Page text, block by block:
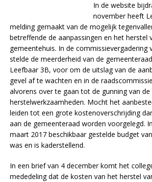
In de website
november heeft
melding gemaakt van de mogelijk
betreffende de aanpassingen en het herstel
gemeentehuis. In de commissievergadering
stelde de meerderheid van de
Leefbaar 3B, voor om de uitslag van de
gevel af te wachten en in de
alvorens over te gaan tot de gunning van de
herstelwerkzaamheden. Mocht het
leiden tot een grote kostenoverschrijding
aan de gemeenteraad worden voorgelegd.
maart 2017 beschikbaar gestelde budget
was en is kaderstellend.
In een brief van 4 december komt het
mededeling dat de kosten van het herstel